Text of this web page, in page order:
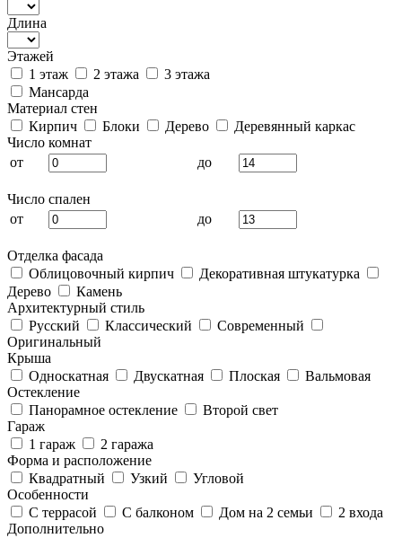
Длина
Этажей
1 этаж
2 этажа
3 этажа
Мансарда
Материал стен
Кирпич
Блоки Дерево
Деревянный каркас
Число комнат
от
до
Число спален
от
до
Отделка фасада
Облицовочный кирпич
Декоративная штукатурка
Дерево
Камень
Архитектурный стиль
Русский
Классический
Современный
Оригинальный
Крыша
Односкатная
Двускатная Плоская
Вальмовая
Остекление
Панорамное остекление
Второй свет
Гараж
1 гараж
2 гаража
Форма и расположение
Квадратный
Узкий
Угловой
Особенности
С террасой
С балконом Дом на 2 семьи
2 входа
Дополнительно